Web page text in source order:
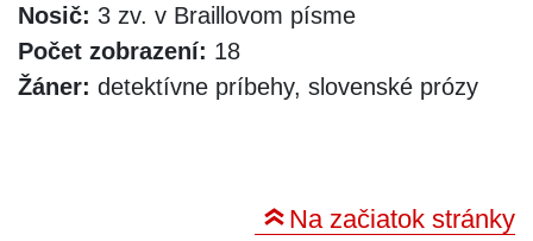
Nosič: 3 zv. v Braillovom písme
Počet zobrazení: 18
Žáner: detektívne príbehy, slovenské prózy
Na začiatok stránky